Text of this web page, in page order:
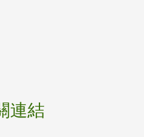
連結